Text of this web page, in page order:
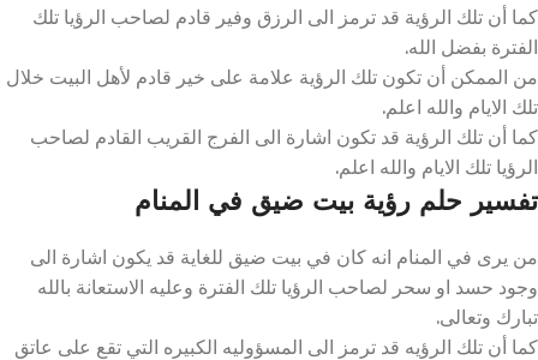
كما أن تلك الرؤية قد ترمز الى الرزق وفير قادم لصاحب الرؤيا تلك
الفترة بفضل الله.
من الممكن أن تكون تلك الرؤية علامة على خير قادم لأهل البيت خلال
تلك الايام والله اعلم.
كما أن تلك الرؤية قد تكون اشارة الى الفرج القريب القادم لصاحب
الرؤيا تلك الايام والله اعلم.
تفسير حلم رؤية بيت ضيق في المنام
من يرى في المنام انه كان في بيت ضيق للغاية قد يكون اشارة الى
وجود حسد او سحر لصاحب الرؤيا تلك الفترة وعليه الاستعانة بالله
تبارك وتعالى.
كما أن تلك الرؤيه قد ترمز الى المسؤوليه الكبيره التي تقع على عاتق